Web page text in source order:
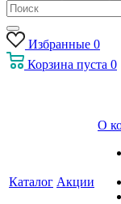
Избранные 0
Корзина пуста 0
Каталог Акции
О